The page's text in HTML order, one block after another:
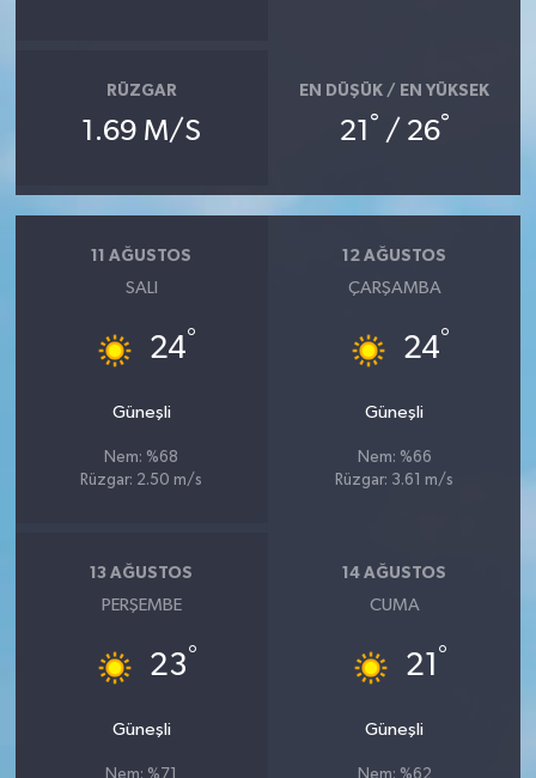
RÜZGAR
1.69 M/S
EN DÜŞÜK / EN YÜKSEK
21 ° / 26°
11 AĞUSTOS
SALI
24°
Güneşli
Nem: %68
Rüzgar: 2.50 m/s
12 AĞUSTOS
ÇARŞAMBA
24°
Güneşli
Nem: %66
Rüzgar: 3.61 m/s
13 AĞUSTOS
PERŞEMBE
23°
Güneşli
14 AĞUSTOS
CUMA
21 °
Güneşli